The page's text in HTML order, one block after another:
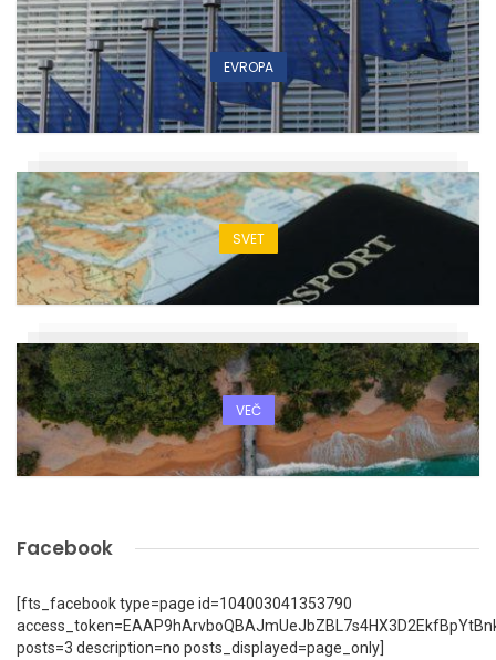
EVROPA
SVET
VEČ
Facebook
[fts_facebook type=page id=104003041353790
posts=3 description=no posts_displayed=page_only]